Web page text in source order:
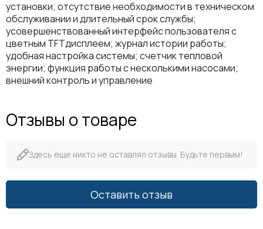
установки; отсутствие необходимости в техническом
обслуживании и длительный срок службы;
усовершенствованный интерфейс пользователя с
цветным TFTдисплеем; журнал истории работы;
удобная настройка системы; счетчик тепловой
энергии; функция работы с несколькими насосами;
внешний контроль и управление
Отзывы о товаре
Здесь еще никто не оставлял отзывы. Будьте первым!
Оставить отзыв